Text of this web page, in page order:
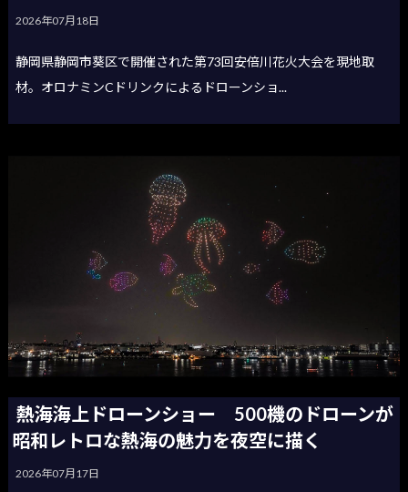
2026年07月18日
静岡県静岡市葵区で開催された第73回安倍川花火大会を現地取
材。オロナミンCドリンクによるドローンショ...
熱海海上ドローンショー 500機のドローンが
昭和レトロな熱海の魅力を夜空に描く
2026年07月17日